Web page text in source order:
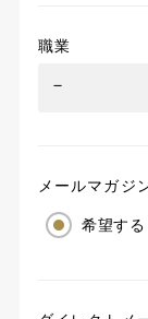
職業
メールマガジ
希望する